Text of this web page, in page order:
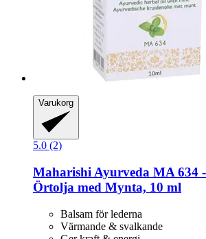
Varukorg
5.0 (2)
Maharishi Ayurveda MA 634
Örtolja med Mynta, 10 ml
Balsam för lederna
Värmande & svalkande